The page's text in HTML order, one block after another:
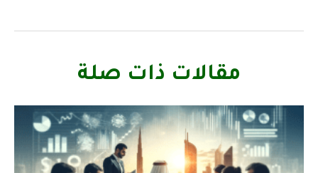
مقالات ذات صلة